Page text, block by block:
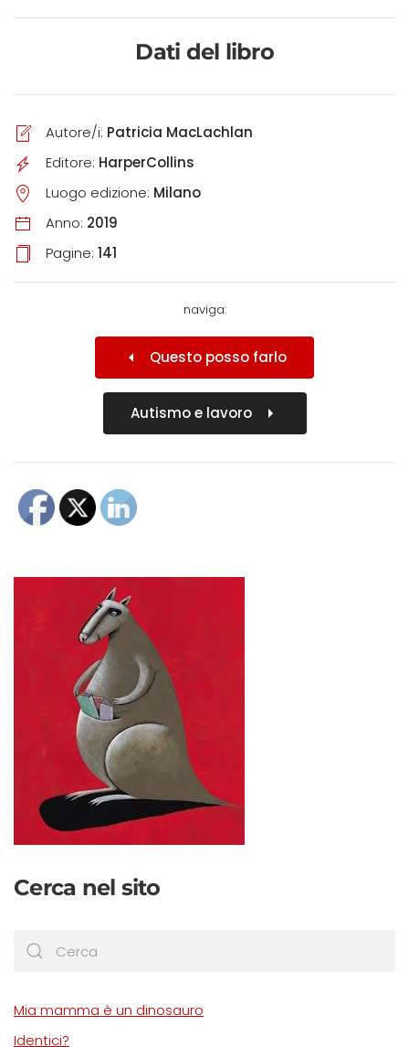
Dati del libro
Autore/i: Patricia MacLachlan
Editore: HarperCollins
Luogo edizione: Milano
Anno: 2019
Pagine: 141
naviga:
Questo posso farlo
Autismo e lavoro
Cerca nel sito
Mia mamma è un dinosauro
Identici?